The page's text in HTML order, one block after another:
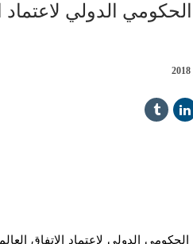
الدولي لاعتماد